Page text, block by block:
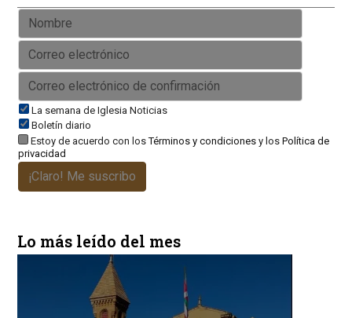
La semana de Iglesia Noticias
Boletín diario
Estoy de acuerdo con losTérminos y condicionesy los Política de
privacidad
¡Claro! Me suscribo
Lo más leído del mes